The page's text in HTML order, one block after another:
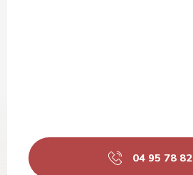
04 95 78 82